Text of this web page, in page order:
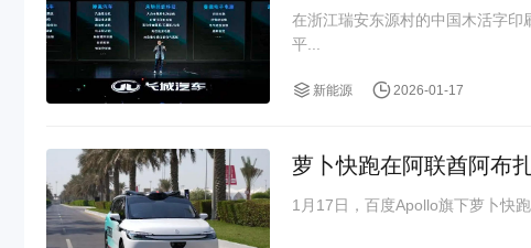
在浙江瑞安东源村的中国木活字印
平...
新能源 2026-01-17
萝卜快跑在阿联酋阿布
1月17日，百度Apollo旗下萝卜快